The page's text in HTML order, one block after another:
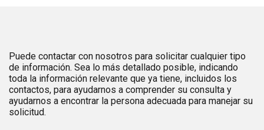
Puede contactar con nosotros para solicitar cualquier tipo
de información. Sea lo más detallado posible, indicando
toda la información relevante que ya tiene, incluidos los
contactos, para ayudarnos a comprender su consulta y
ayudarnos a encontrar la persona adecuada para manejar su
solicitud.